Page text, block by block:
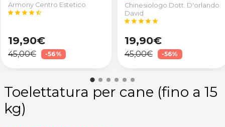
Armony Centro Estetico
starstarstarstarstar_half
19,90€
45,00€ -56%
Chinesiologo Dott. D'orlando
David
starstarstarstarstar
19,90€
45,00€ -56%
Toelettatura per cane (fino a 15
kg)